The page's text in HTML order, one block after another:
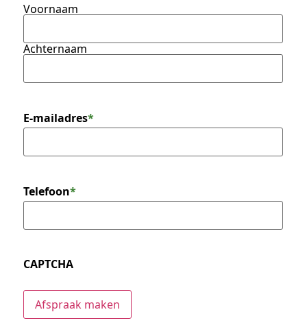
Voornaam
Achternaam
E-mailadres*
Telefoon*
CAPTCHA